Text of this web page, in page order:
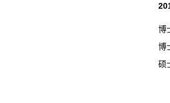
博
博
硕